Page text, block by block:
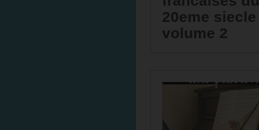
20eme siecle
volume 2